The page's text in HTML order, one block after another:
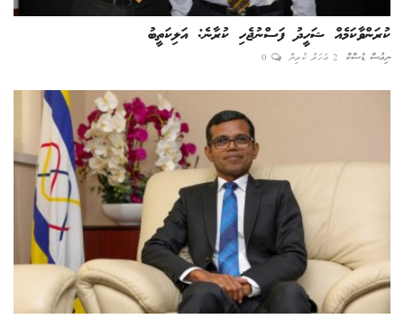
ކުރަންވާކަމެއް ޝަހީދު ފަސްނުޖެހި ކުރާނެ: އަލިކަތީބު
ނިއުސް ޑެސްކް 2 އަހަރު ކުރިން 0